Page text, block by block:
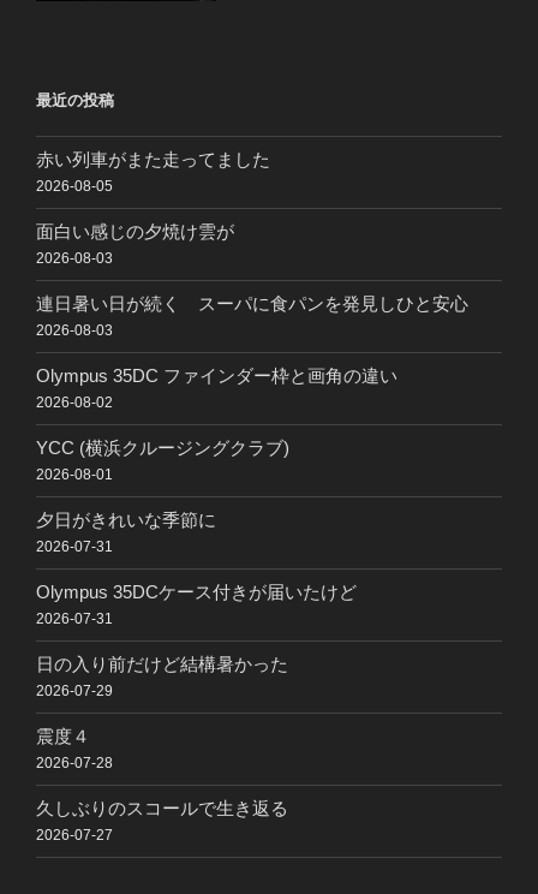
最近の投稿
赤い列車がまた走ってました
2026-08-05
面白い感じの夕焼け雲が
2026-08-03
連日暑い日が続く スーパに食パンを発見しひと安心
2026-08-03
Olympus 35DC ファインダー枠と画角の違い
2026-08-02
YCC (横浜クルージングクラブ)
2026-08-01
夕日がきれいな季節に
2026-07-31
Olympus 35DCケース付きが届いたけど
2026-07-31
日の入り前だけど結構暑かった
2026-07-29
震度４
2026-07-28
久しぶりのスコールで生き返る
2026-07-27